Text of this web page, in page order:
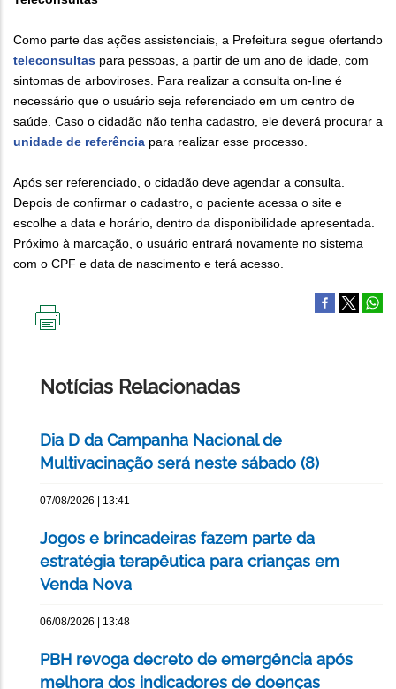
Como parte das ações assistenciais, a Prefeitura segue ofertando
teleconsultas para pessoas, a partir de um ano de idade, com
sintomas de arboviroses. Para realizar a consulta on-line é
necessário que o usuário seja referenciado em um centro de
saúde. Caso o cidadão não tenha cadastro, ele deverá procurar a
unidade de referência para realizar esse processo.
Após ser referenciado, o cidadão deve agendar a consulta.
Depois de confirmar o cadastro, o paciente acessa o site e
escolhe a data e horário, dentro da disponibilidade apresentada.
Próximo à marcação, o usuário entrará novamente no sistema
com o CPF e data de nascimento e terá acesso.
Notícias Relacionadas
Dia D da Campanha Nacional de
Multivacinação será neste sábado (8)
07/08/2026 | 13:41
Jogos e brincadeiras fazem parte da
estratégia terapêutica para crianças em
Venda Nova
06/08/2026 | 13:48
PBH revoga decreto de emergência após
melhora dos indicadores de doenças